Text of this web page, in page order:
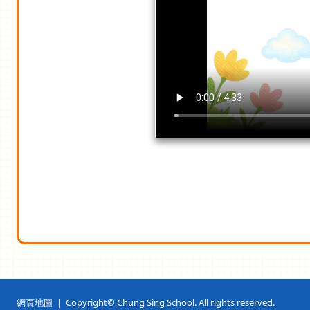
網頁地圖 | Copyright© Chung Sing School. All rights reserved.